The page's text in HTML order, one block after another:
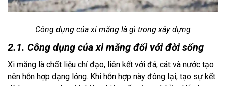
Công dụng của xi măng là gì trong xây dựng
2.1. Công dụng của xi măng đối với đời sống
Xi măng là chất liệu chỉ đạo, liên kết với đá, cát và nước tạo
nên hỗn hợp dạng lỏng. Khi hỗn hợp này đông lại, tạo sự kết